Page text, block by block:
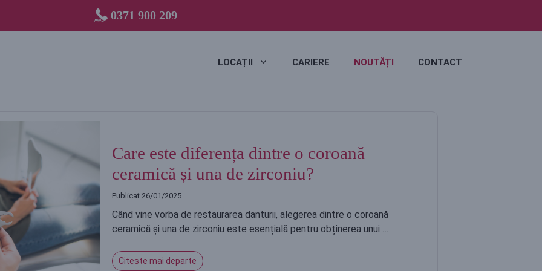
0371 900 209
LOCAȚII CARIERE NOUTĂȚI CONTACT
Care este diferența dintre o coroană
ceramică și una de zirconiu?
Publicat 26/01/2025
Când vine vorba de restaurarea danturii, alegerea dintre o coroană
ceramică și una de zirconiu este esențială pentru obținerea unui …
Citeste mai departe